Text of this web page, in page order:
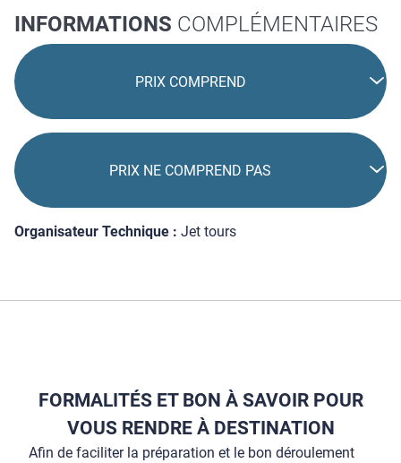
INFORMATIONS COMPLÉMENTAIRES
PRIX COMPREND
PRIX NE COMPREND PAS
Organisateur Technique : Jet tours
FORMALITÉS ET BON À SAVOIR POUR
VOUS RENDRE À DESTINATION
Afin de faciliter la préparation et le bon déroulement